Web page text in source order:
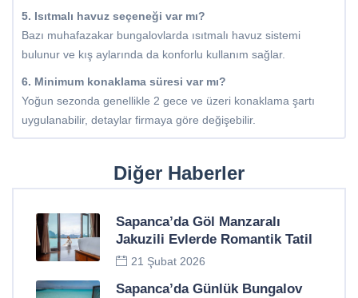
5. Isıtmalı havuz seçeneği var mı?
Bazı muhafazakar bungalovlarda ısıtmalı havuz sistemi
bulunur ve kış aylarında da konforlu kullanım sağlar.
6. Minimum konaklama süresi var mı?
Yoğun sezonda genellikle 2 gece ve üzeri konaklama şartı
uygulanabilir, detaylar firmaya göre değişebilir.
Diğer Haberler
Sapanca’da Göl Manzaralı
Jakuzili Evlerde Romantik Tatil
21 Şubat 2026
Sapanca’da Günlük Bungalov